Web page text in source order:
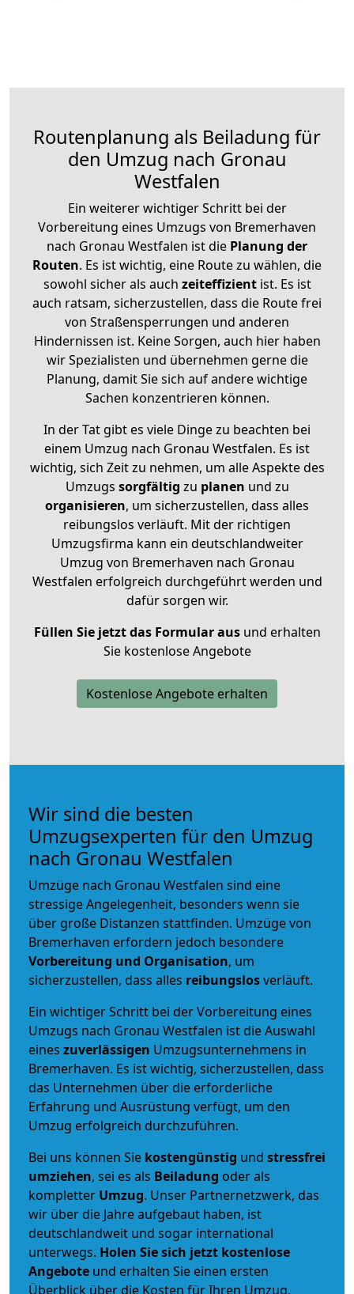
Routenplanung als Beiladung für
den Umzug nach Gronau
Westfalen
Ein weiterer wichtiger Schritt bei der
Vorbereitung eines Umzugs von Bremerhaven
nach Gronau Westfalen ist die Planung der
Routen. Es ist wichtig, eine Route zu wählen, die
sowohl sicher als auch zeiteffizientist. Es ist
auch ratsam, sicherzustellen, dass die Route frei
von Straßensperrungen und anderen
Hindernissen ist. Keine Sorgen, auch hier haben
wir Spezialisten und übernehmen gerne die
Planung, damit Sie sich auf andere wichtige
Sachen konzentrieren können.
In der Tat gibt es viele Dinge zu beachten bei
einem Umzug nach Gronau Westfalen. Es ist
wichtig, sich Zeit zu nehmen, um alle Aspekte des
Umzugs sorgfältig zu planen und zu
organisieren, um sicherzustellen, dass alles
reibungslos verläuft. Mit der richtigen
Umzugsfirma kann ein deutschlandweiter
Umzug von Bremerhaven nach Gronau
Westfalen erfolgreich durchgeführt werden und
dafür sorgen wir.
Füllen Sie jetzt das Formular ausund erhalten
Sie kostenlose Angebote
Kostenlose Angebote erhalten
Wir sind die besten
Umzugsexperten für den Umzug
nach Gronau Westfalen
Umzüge nach Gronau Westfalen sind eine
stressige Angelegenheit, besonders wenn sie
über große Distanzen stattfinden. Umzüge von
Bremerhaven erfordern jedoch besondere
Vorbereitung und Organisation, um
sicherzustellen, dass alles reibungslosverläuft.
Ein wichtiger Schritt bei der Vorbereitung eines
Umzugs nach Gronau Westfalen ist die Auswahl
eines zuverlässigen Umzugsunternehmens in
Bremerhaven. Es ist wichtig, sicherzustellen, dass
das Unternehmen über die erforderliche
Erfahrung und Ausrüstung verfügt, um den
Umzug erfolgreich durchzuführen.
Bei uns können Sie kostengünstig und stressfrei
umziehen, sei es als Beiladung oder als
kompletter Umzug. Unser Partnernetzwerk, das
wir über die Jahre aufgebaut haben, ist
deutschlandweit und sogar international
unterwegs. Holen Sie sich jetzt kostenlose
Angebote und erhalten Sie einen ersten
Überblick über die Kosten für Ihren Umzug.